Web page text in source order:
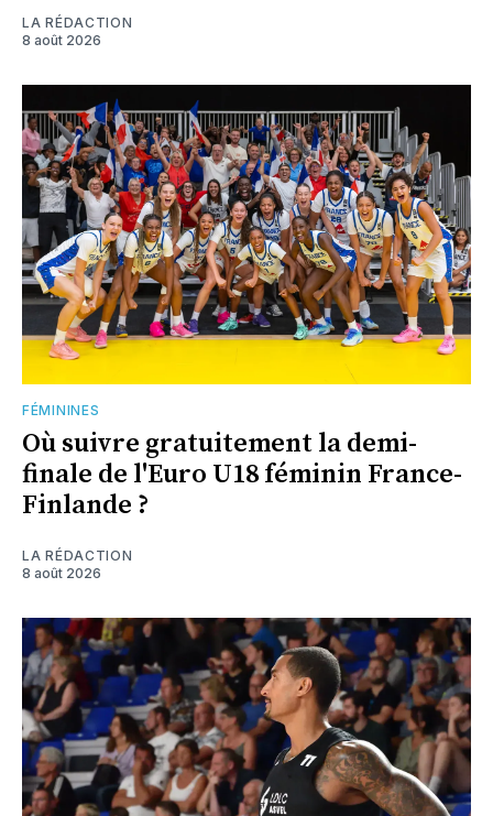
LA RÉDACTION
8 août 2026
FÉMININES
Où suivre gratuitement la demi-
finale de l'Euro U18 féminin France-
Finlande ?
LA RÉDACTION
8 août 2026